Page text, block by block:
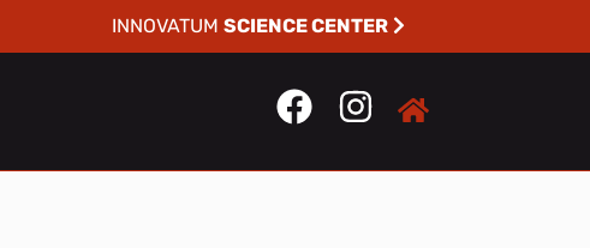
INNOVATUM SCIENCE CENTER